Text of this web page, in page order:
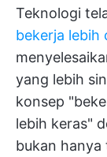
Teknologi
bekerja lebih
yang lebih
konsep
lebih keras"
bukan